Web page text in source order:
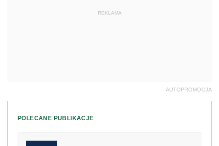
REKLAMA
AUTOPROMOCJA
POLECANE PUBLIKACJE